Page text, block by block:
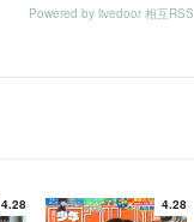
Powered by livedoor 相互RSS
4.28 4.28